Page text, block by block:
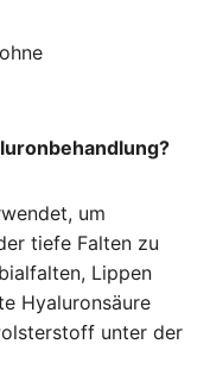
um
tiefe Falten zu
Lippen
Hyaluronsäure
unter der